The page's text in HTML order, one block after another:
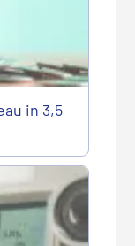
in 3,5